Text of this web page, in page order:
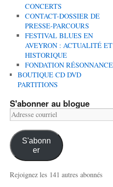
CONCERTS
CONTACT-DOSSIER DE
PRESSE-PARCOURS
FESTIVAL BLUES EN
AVEYRON : ACTUALITÉ ET
HISTORIQUE
FONDATION RÉSONNANCE
BOUTIQUE CD DVD
PARTITIONS
S'abonner au blogue
Adresse
courriel
S'abonn
er
Rejoignez les 141 autres abonnés